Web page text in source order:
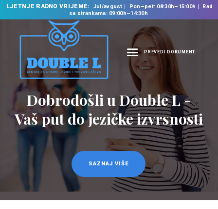
LJETNJE RADNO VRIJEME: Jul/avgust Pon–pet: 08:30h–15:00h
Rad
sa strankama: 09:00h–14:30h
PREVEDI DOKUMENT
NASLOVNA
O NAMA
NAŠE USLUGE
ŠKOLA STRANIH
JEZIKA
PREVODILAČKI BIRO
KURSEVI
NOVOSTI
KONTAKT
Dobrodošli u Double L -
Vaš put do jezičke izvrsnosti
SAZNAJ VIŠE